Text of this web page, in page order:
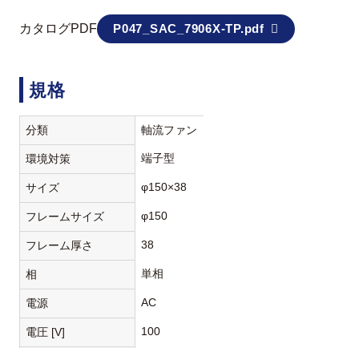
カタログPDF P047_SAC_7906X-TP.pdf
規格
分類 軸流ファン
環境対策 端子型
サイズ φ150×38
フレームサイズ φ150
フレーム厚さ 38
相 単相
電源 AC
電圧 [V] 100